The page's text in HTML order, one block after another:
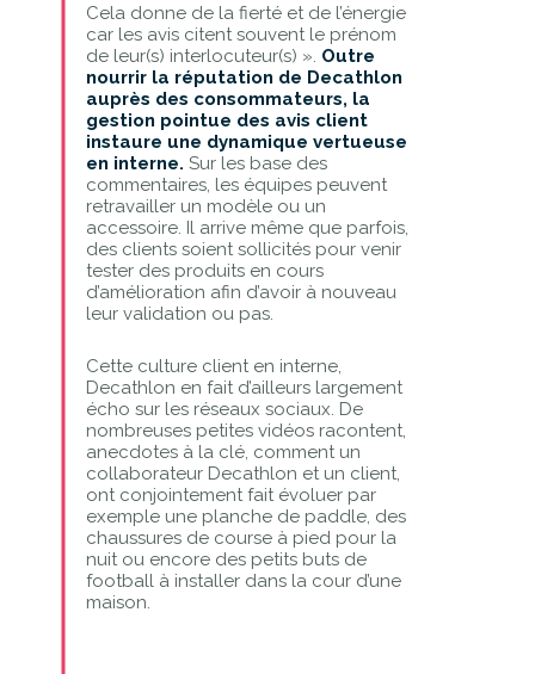
Cela donne de la fierté et de l’énergie
car les avis citent souvent le prénom
de leur(s) interlocuteur(s) ». Outre
nourrir la réputation de Decathlon
auprès des consommateurs, la
gestion pointue des avis client
instaure une dynamique vertueuse
en interne. Sur les base des
commentaires, les équipes peuvent
retravailler un modèle ou un
accessoire. Il arrive même que parfois,
des clients soient sollicités pour venir
tester des produits en cours
d’amélioration afin d’avoir à nouveau
leur validation ou pas.
Cette culture client en interne,
Decathlon en fait d’ailleurs largement
écho sur les réseaux sociaux. De
nombreuses petites vidéos racontent,
anecdotes à la clé, comment un
collaborateur Decathlon et un client,
ont conjointement fait évoluer par
exemple une planche de paddle, des
chaussures de course à pied pour la
nuit ou encore des petits buts de
football à installer dans la cour d’une
maison.